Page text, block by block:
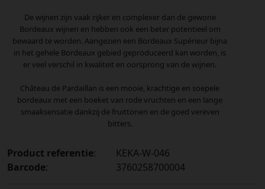
De wijnen zijn vaak rijker en complexer dan de gewone
Bordeaux wijnen en hebben ook een beter potentieel om
bewaard te worden. Aangezien een Bordeaux Supérieur bijna
in het gehele Bordeaux gebied geproduceerd kan worden, is
er veel verschil in kwaliteit en oorsprong van de wijnen.
Château de Pardaillan is een mooie, krachtige en soepele
bordeaux met een boeket van rode vruchten en een lange
smaaksensatie dankzij de fruittonen en de goed vereven
bitters.
Product referentie:
KEKA-W-046
Barcode: 3760258700004